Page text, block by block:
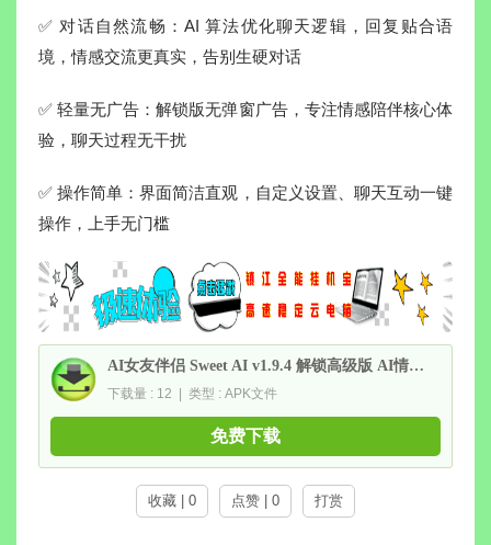
✅ 对话自然流畅：AI 算法优化聊天逻辑，回复贴合语
境，情感交流更真实，告别生硬对话
✅ 轻量无广告：解锁版无弹窗广告，专注情感陪伴核心体
验，聊天过程无干扰
✅ 操作简单：界面简洁直观，自定义设置、聊天互动一键
操作，上手无门槛
AI女友伴侣 Sweet AI v1.9.4 解锁高级版 AI情感陪伴聊天
下载量 : 12 | 类型 : APK文件
免费下载
收藏 | 0 点赞 | 0 打赏